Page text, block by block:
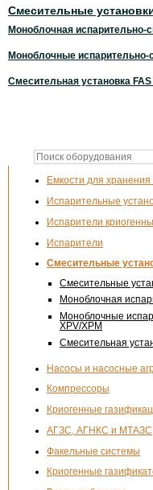
Емкости для
Испарительные
Испарители
Испарители
Смесительные
Смесительные
Моноблочная
Моноблочные
XPV/XPM
Смесительная
Насосы и насосные
Компрессоры
Криогенные
АГЗС, АГНКС и МТАЗС
Факельные системы
Криогенные
Смесительные
Моноблочная испарительно-
Моноблочные испарительно-
Смесительная установка